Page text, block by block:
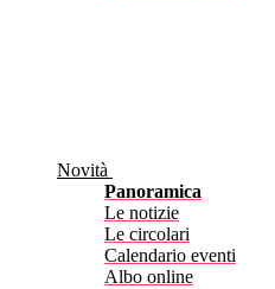
Novità
Panoramica
Le notizie
Le circolari
Calendario eventi
Albo online